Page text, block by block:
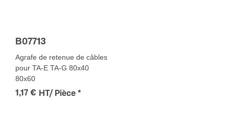
B07713
Agrafe de retenue de câbles
pour TA-E TA-G 80x40
80x60
1,17 € HT/ Pièce *